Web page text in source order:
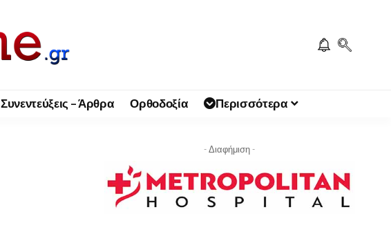
Συνεντεύξεις – Άρθρα Ορθοδοξία Περισσότερα
- Διαφήμιση -